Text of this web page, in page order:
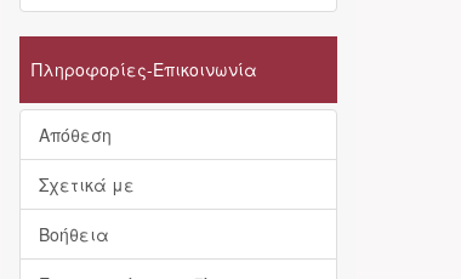
Πληροφορίες-Επικοινωνία
Απόθεση
Σχετικά με
Βοήθεια